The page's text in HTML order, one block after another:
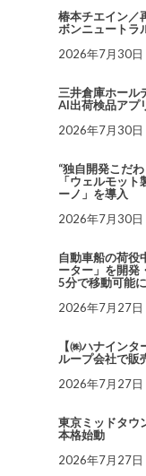
椿本チエイン／
ボンニュートラ
2026年7月30日
三井倉庫ホール
AI出荷検品アプ
2026年7月30日
“独自開発こだ
「ウェルモッ
ーノ」を導入
2026年7月30日
自動車船の荷役
ーター」を開発
5分で移動可能
2026年7月27日
【㈱ハナイン
ループ会社で販
2026年7月27日
東京ミッドタウ
本格始動
2026年7月27日